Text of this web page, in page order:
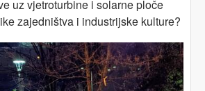
uz vjetroturbine i solarne ploče
zajedništva i industrijske kulture?